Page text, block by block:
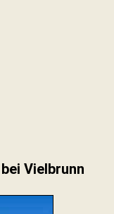
Vielbrunn